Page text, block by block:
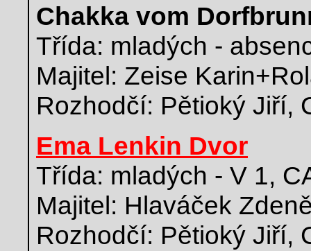
Chakka vom
Třída: mladých -
Majitel: Zeise
Rozhodčí: Pětioký Jiří,
Ema Lenkin Dvor
Třída: mladých - V 1,
Majitel: Hlaváček
Rozhodčí: Pětioký Jiří,